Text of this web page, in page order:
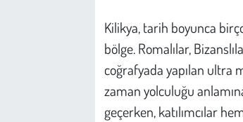
Kilikya, tarih boyunca
bölge. Romalılar,
coğrafyada yapılan ultra
zaman yolculuğu
geçerken, katılımcılar